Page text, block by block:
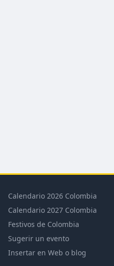
Calendario 2026 Colombia
Calendario 2027 Colombia
Festivos de Colombia
Sugerir un evento
Insertar en Web o blog